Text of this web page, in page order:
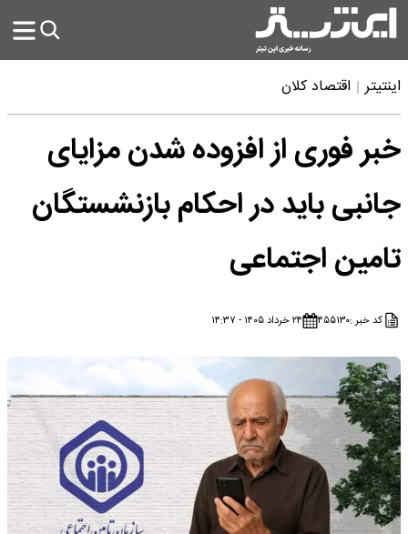
اینتیتر اقتصاد کلان
خبر فوری از افزوده شدن مزایای
جانبی باید در احکام بازنشستگان
تامین اجتماعی
کد خبر :۴۵۵۱۳۰ ۲۴ خرداد ۱۴۰۵ - ۱۴:۳۷